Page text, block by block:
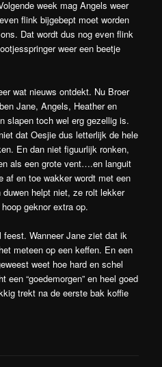
week mag Angels weer
flink bijgebept moet worden
Dat wordt dus nog even flink
weer een beetje
wat nieuws ontdekt. Nu Broer
Jane, Angels, Heather en
slapen toch wel erg gezellig is.
dat Oesjie dus letterlijk de hele
En dan niet figuurlijk ronken,
als een grote vent….en languit
af en toe wakker wordt met een
helpt niet, ze rolt lekker
geknor extra op.
feest. Wanneer Jane ziet dat ik
meteen op een keffen. En een
weet hoe hard en schel
“goedemorgen” en heel goed
trekt na de eerste bak koffie